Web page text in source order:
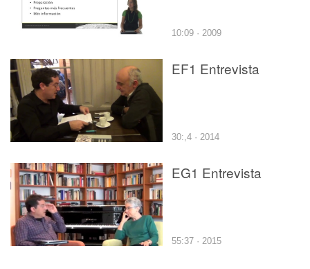
10:09 · 2009
EF1 Entrevista
30:,4 · 2014
EG1 Entrevista
55:37 · 2015